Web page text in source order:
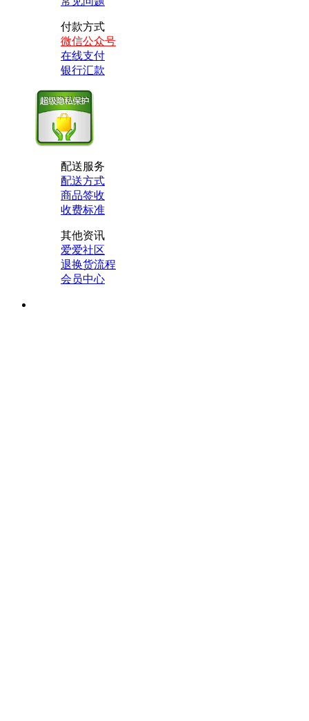
付款方式
微信公众号
在线支付
银行汇款
配送服务
配送方式
商品签收
收费标准
其他资讯
爱爱社区
退换货流程
会员中心